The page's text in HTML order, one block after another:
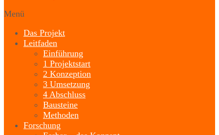
Menü
Das Projekt
Leitfaden
Einführung
1 Projektstart
2 Konzeption
3 Umsetzung
4 Abschluss
Bausteine
Methoden
Forschung